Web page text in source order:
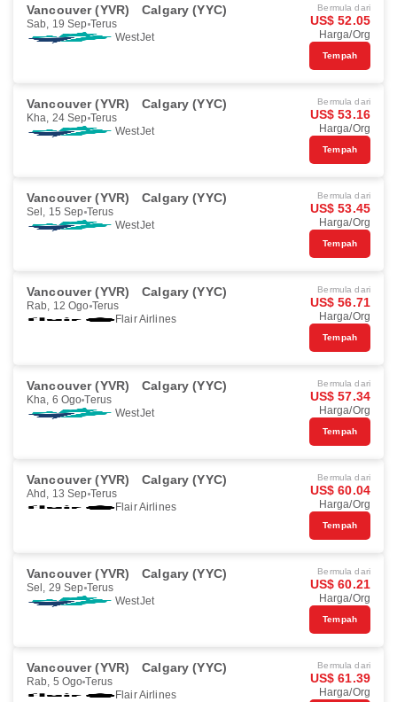
Vancouver (YVR) Calgary (YYC)
Sab, 19 Sep Terus
WestJet
Bermula dari
US$ 52.05
Harga/Org
Tempah
Vancouver (YVR) Calgary (YYC)
Kha, 24 Sep Terus
WestJet
Bermula dari
US$ 53.16
Harga/Org
Tempah
Vancouver (YVR) Calgary (YYC)
Sel, 15 Sep Terus
WestJet
Bermula dari
US$ 53.45
Harga/Org
Tempah
Vancouver (YVR) Calgary (YYC)
Rab, 12 Ogo Terus
Flair Airlines
Bermula dari
US$ 56.71
Harga/Org
Tempah
Vancouver (YVR) Calgary (YYC)
Kha, 6 Ogo Terus
WestJet
Bermula dari
US$ 57.34
Harga/Org
Tempah
Vancouver (YVR) Calgary (YYC)
Ahd, 13 Sep Terus
Flair Airlines
Bermula dari
US$ 60.04
Harga/Org
Tempah
Vancouver (YVR) Calgary (YYC)
Sel, 29 Sep Terus
WestJet
Bermula dari
US$ 60.21
Harga/Org
Tempah
Vancouver (YVR) Calgary (YYC)
Rab, 5 Ogo Terus
Flair Airlines
Bermula dari
US$ 61.39
Harga/Org